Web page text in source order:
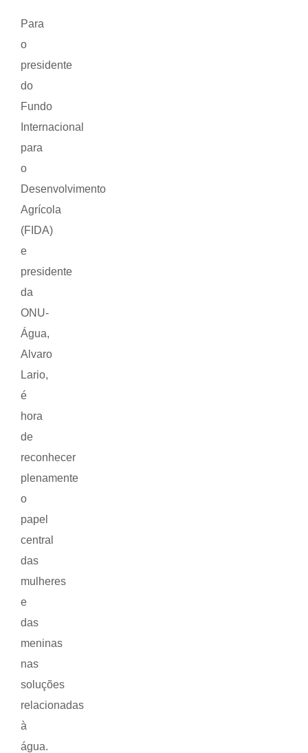
Para
o
presidente
do
Fundo
Internacional
para
o
Desenvolvimento
Agrícola
(FIDA)
e
presidente
da
ONU-
Água,
Alvaro
Lario,
é
hora
de
reconhecer
plenamente
o
papel
central
das
mulheres
e
das
meninas
nas
soluções
relacionadas
à
água.